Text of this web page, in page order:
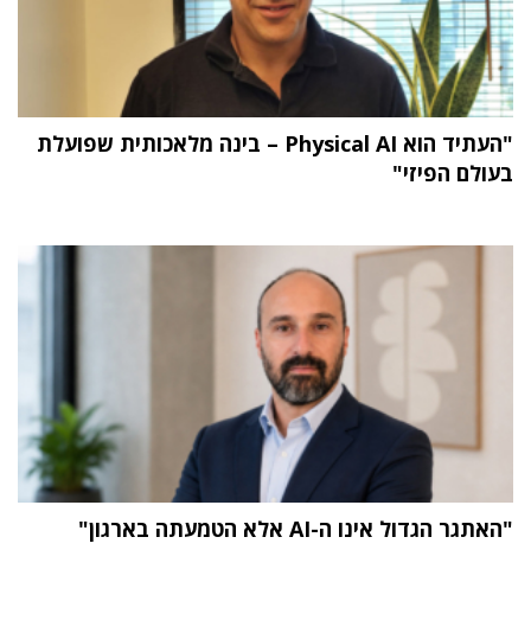
"העתיד הוא Physical AI – בינה מלאכותית שפועלת
בעולם הפיזי"
"האתגר הגדול אינו ה-AI אלא הטמעתה בארגון"